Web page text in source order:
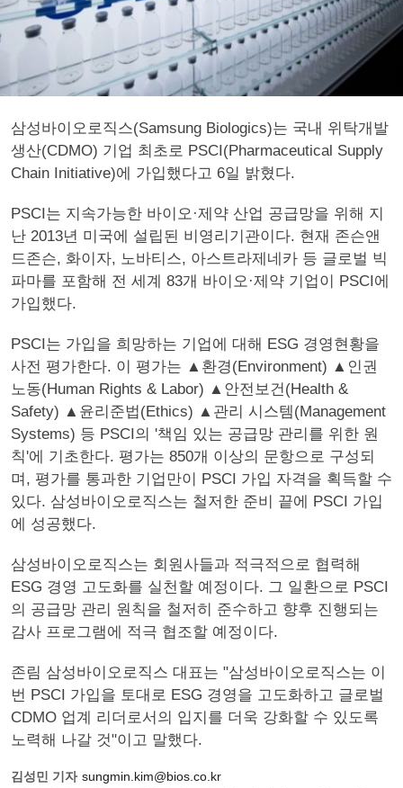
삼성바이오로직스(Samsung Biologics)는 국내 위탁개발
생산(CDMO) 기업 최초로 PSCI(Pharmaceutical Supply
Chain Initiative)에 가입했다고 6일 밝혔다.
PSCI는 지속가능한 바이오·제약 산업 공급망을 위해 지
난 2013년 미국에 설립된 비영리기관이다. 현재 존슨앤
드존슨, 화이자, 노바티스, 아스트라제네카 등 글로벌 빅
파마를 포함해 전 세계 83개 바이오·제약 기업이 PSCI에
가입했다.
PSCI는 가입을 희망하는 기업에 대해 ESG 경영현황을
사전 평가한다. 이 평가는 ▲환경(Environment) ▲인권
노동(Human Rights & Labor) ▲안전보건(Health &
Safety) ▲윤리준법(Ethics) ▲관리 시스템(Management
Systems) 등 PSCI의 '책임 있는 공급망 관리를 위한 원
칙'에 기초한다. 평가는 850개 이상의 문항으로 구성되
며, 평가를 통과한 기업만이 PSCI 가입 자격을 획득할 수
있다. 삼성바이오로직스는 철저한 준비 끝에 PSCI 가입
에 성공했다.
삼성바이오로직스는 회원사들과 적극적으로 협력해
ESG 경영 고도화를 실천할 예정이다. 그 일환으로 PSCI
의 공급망 관리 원칙을 철저히 준수하고 향후 진행되는
감사 프로그램에 적극 협조할 예정이다.
존림 삼성바이오로직스 대표는 "삼성바이오로직스는 이
번 PSCI 가입을 토대로 ESG 경영을 고도화하고 글로벌
CDMO 업계 리더로서의 입지를 더욱 강화할 수 있도록
노력해 나갈 것"이고 말했다.
김성민 기자 sungmin.kim@bios.co.kr